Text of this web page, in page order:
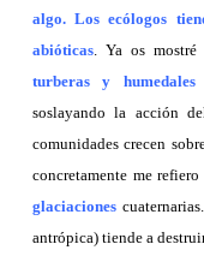
algo. Los ecólogos
abióticas. Ya os
turberas y
soslayando la acción
comunidades crecen
concretamente me
glaciaciones
antrópica) tiende a